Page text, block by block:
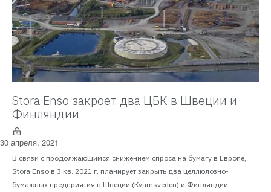
Stora Enso закроет два ЦБК в Швеции и
Финляндии
30 апреля, 2021
В связи с продолжающимся снижением спроса на бумагу в Европе,
Stora Enso в 3 кв. 2021 г. планирует закрыть два целлюлозно-
бумажных предприятия в Швеции (Kvarnsveden) и Финляндии